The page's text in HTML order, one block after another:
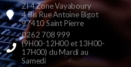
ZI 4 Zone Vayaboury
4 Bis Rue Antoine Bigot
97410 Saint Pierre
0262 708 999
(9H00-12H00 et 13H00-
17H00) du Mardi au
Samedi